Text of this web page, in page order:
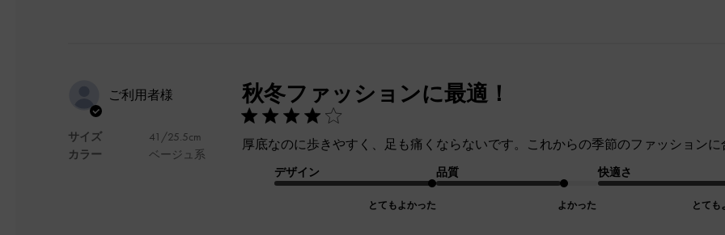
ご利用者様
サイズ
カラー
41/25.5cm
ベージュ系
秋冬ファッションに最適！
厚底なのに歩きやすく、足も痛くならないです。これからの季節のファッションに
デザイン
とてもよかった
品質
よかった
快適さ
とても